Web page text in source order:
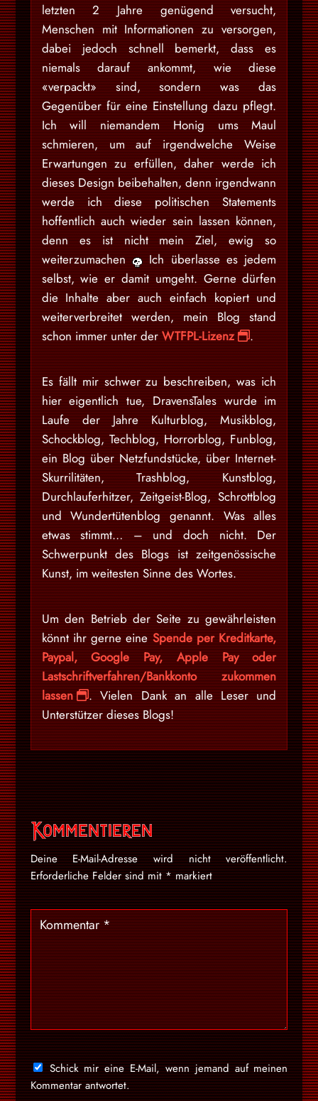
letzten 2 Jahre genügend versucht,
Menschen mit Informationen zu versorgen,
dabei jedoch schnell bemerkt, dass es
niemals darauf ankommt, wie diese
«verpackt» sind, sondern was das
Gegenüber für eine Einstellung dazu pflegt.
Ich will niemandem Honig ums Maul
schmieren, um auf irgendwelche Weise
Erwartungen zu erfüllen, daher werde ich
dieses Design beibehalten, denn irgendwann
werde ich diese politischen Statements
hoffentlich auch wieder sein lassen können,
denn es ist nicht mein Ziel, ewig so
weiterzumachen
Ich überlasse es jedem
selbst, wie er damit umgeht. Gerne dürfen
die Inhalte aber auch einfach kopiert und
weiterverbreitet werden, mein Blog stand
schon immer unter der WTFPL-Lizenz .
Es fällt mir schwer zu beschreiben, was ich
hier eigentlich tue, DravensTales wurde im
Laufe der Jahre Kulturblog, Musikblog,
Schockblog, Techblog, Horrorblog, Funblog,
ein Blog über Netzfundstücke, über Internet-
Skurrilitäten, Trashblog, Kunstblog,
Durchlauferhitzer, Zeitgeist-Blog, Schrottblog
und Wundertütenblog genannt. Was alles
etwas stimmt… – und doch nicht. Der
Schwerpunkt des Blogs ist zeitgenössische
Kunst, im weitesten Sinne des Wortes.
Um den Betrieb der Seite zu gewährleisten
könnt ihr gerne eineSpende per Kreditkarte,
Paypal, Google Pay, Apple Pay oder
Lastschriftverfahren/Bankkonto zukommen
lassen
. Vielen Dank an alle Leser und
Unterstützer dieses Blogs!
Kommentieren
Deine E-Mail-Adresse wird nicht veröffentlicht.
Erforderliche Felder sind mit*markiert
Schick mir eine E-Mail, wenn jemand auf meinen
Kommentar antwortet.